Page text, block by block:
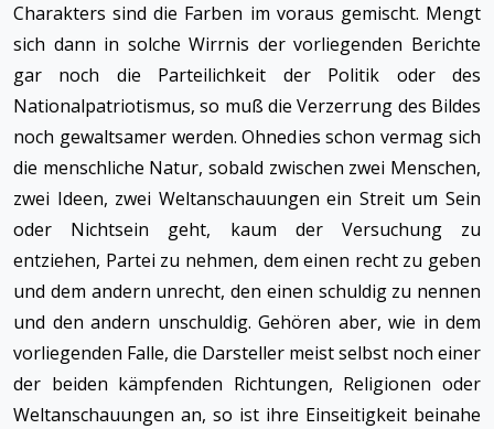
Charakters sind die Farben im voraus gemischt. Mengt
sich dann in solche Wirrnis der vorliegenden Berichte
gar noch die Parteilichkeit der Politik oder des
Nationalpatriotismus, so muß die Verzerrung des Bildes
noch gewaltsamer werden. Ohnedies schon vermag sich
die menschliche Natur, sobald zwischen zwei Menschen,
zwei Ideen, zwei Weltanschauungen ein Streit um Sein
oder Nichtsein geht, kaum der Versuchung zu
entziehen, Partei zu nehmen, dem einen recht zu geben
und dem andern unrecht, den einen schuldig zu nennen
und den andern unschuldig. Gehören aber, wie in dem
vorliegenden Falle, die Darsteller meist selbst noch einer
der beiden kämpfenden Richtungen, Religionen oder
Weltanschauungen an, so ist ihre Einseitigkeit beinahe